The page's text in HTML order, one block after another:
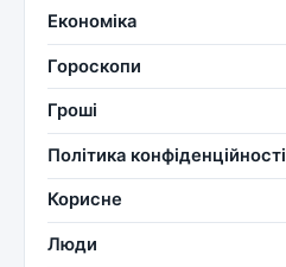
Економіка
Гороскопи
Гроші
Політика конфіденційності
Корисне
Люди